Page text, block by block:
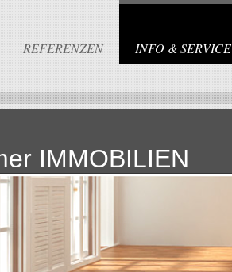
REFERENZEN INFO & SERVICE
IMMOBILIEN